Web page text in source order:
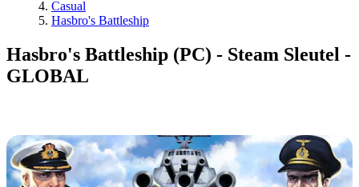
Casual
Hasbro's Battleship
Hasbro's Battleship (PC) - Steam Sleutel -
GLOBAL